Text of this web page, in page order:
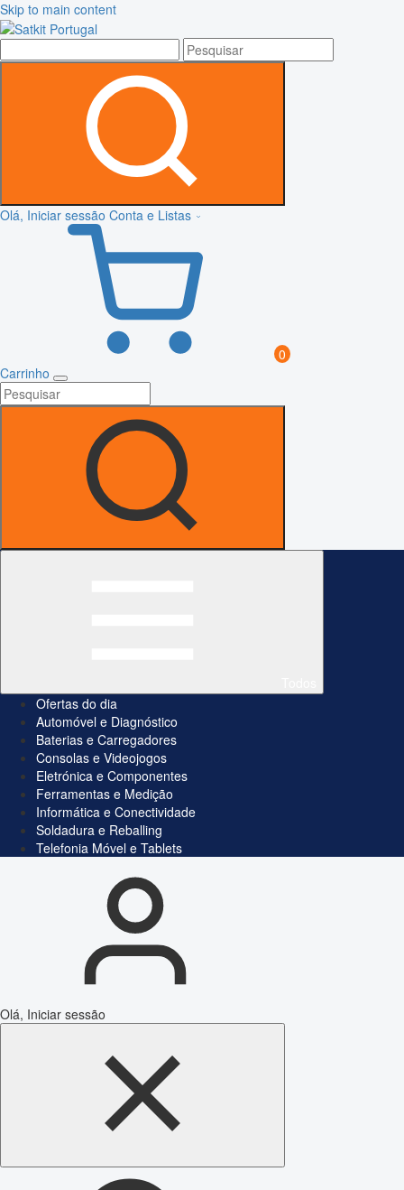
Skip to main content
Olá, Iniciar sessão Conta e Listas
0
Carrinho
Ofertas do dia
Automóvel e Diagnóstico
Baterias e Carregadores
Consolas e Videojogos
Eletrónica e Componentes
Ferramentas e Medição
Informática e Conectividade
Soldadura e Reballing
Telefonia Móvel e Tablets
Olá, Iniciar sessão